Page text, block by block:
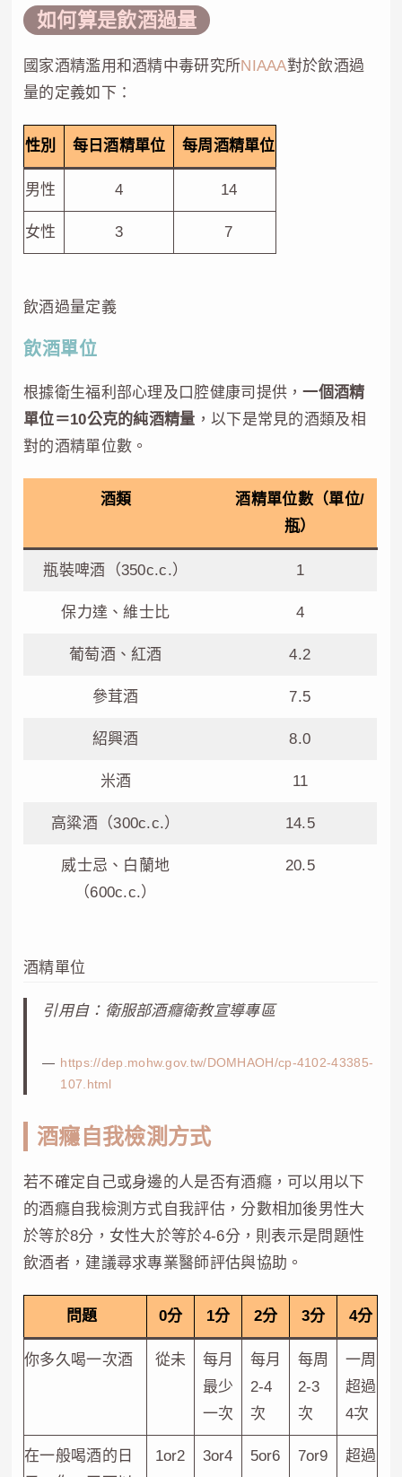
如何算是飲酒過量
國家酒精濫用和酒精中毒研究所NIAAA對於飲酒過
量的定義如下：
性別 每日酒精單位 每周酒精單位
男性 4 14
女性 3 7
飲酒過量定義
飲酒單位
根據衛生福利部心理及口腔健康司提供，一個酒精
單位＝10公克的純酒精量 ，以下是常見的酒類及相
對的酒精單位數。
酒類
酒精單位數（單位/
瓶）
瓶裝啤酒（350c.c.） 1
保力達、維士比 4
葡萄酒、紅酒 4.2
參茸酒 7.5
紹興酒 8.0
米酒 11
高粱酒（300c.c.） 14.5
威士忌、白蘭地
（600c.c.）
20.5
酒精單位
引用自：衛服部酒癮衛教宣導專區
https://dep.mohw.gov.tw/DOMHAOH/cp-4102-43385-
107.html
酒癮自我檢測方式
若不確定自己或身邊的人是否有酒癮，可以用以下
的酒癮自我檢測方式自我評估，分數相加後男性大
於等於8分，女性大於等於4-6分，則表示是問題性
飲酒者，建議尋求專業醫師評估與協助。
問題 0分 1分 2分 3分 4分
你多久喝一次酒 從未
每月
最少
一次
每月
2-4
次
每周
2-3
次
一周
超過
4次
在一般喝酒的日
1or2 3or4 5or6 7or9
超過